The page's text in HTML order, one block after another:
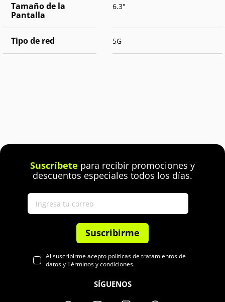
Tamaño de la
Pantalla
6.3"
Tipo de red 5G
Suscríbete para recibir promociones y
descuentos especiales todos los días.
Suscribirme
Al suscribirme acepto políticas de tratamientos de
datos y Términos y condiciones.
SÍGUENOS